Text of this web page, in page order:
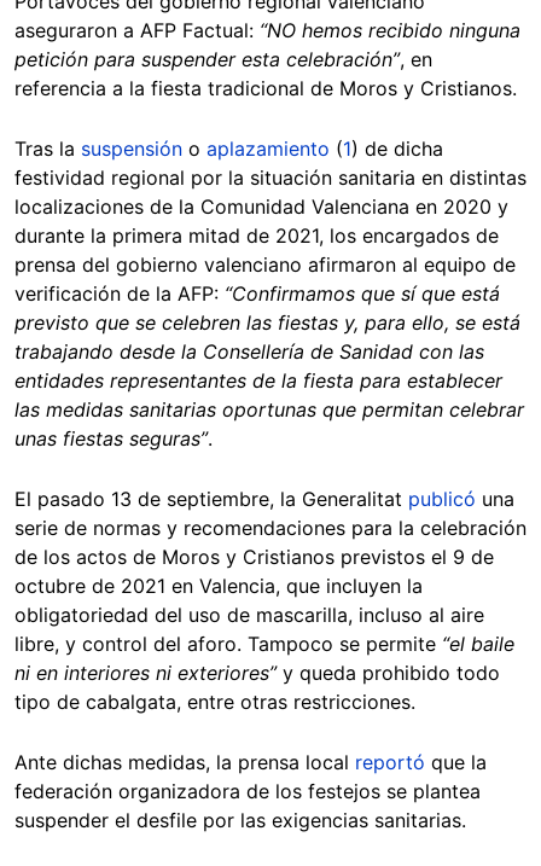
aseguraron a AFP Factual: “NO hemos recibido ninguna
petición para suspender esta celebración”, en
referencia a la fiesta tradicional de Moros y Cristianos.
Tras la suspensión o aplazamiento (1) de dicha
festividad regional por la situación sanitaria en distintas
localizaciones de la Comunidad Valenciana en 2020 y
durante la primera mitad de 2021, los encargados de
prensa del gobierno valenciano afirmaron al equipo de
verificación de la AFP: “Confirmamos que sí que está
previsto que se celebren las fiestas y, para ello, se está
trabajando desde la Consellería de Sanidad con las
entidades representantes de la fiesta para establecer
las medidas sanitarias oportunas que permitan celebrar
unas fiestas seguras”.
El pasado 13 de septiembre, la Generalitat publicó una
serie de normas y recomendaciones para la celebración
de los actos de Moros y Cristianos previstos el 9 de
octubre de 2021 en Valencia, que incluyen la
obligatoriedad del uso de mascarilla, incluso al aire
libre, y control del aforo. Tampoco se permite “el baile
ni en interiores ni exteriores” y queda prohibido todo
tipo de cabalgata, entre otras restricciones.
Ante dichas medidas, la prensa local reportó que la
federación organizadora de los festejos se plantea
suspender el desfile por las exigencias sanitarias.